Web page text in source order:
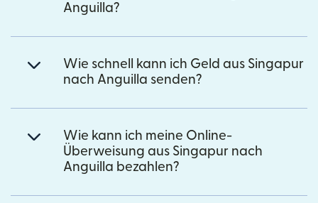
Anguilla?
Wie schnell kann ich Geld aus Singapur
nach Anguilla senden?
Wie kann ich meine Online-
Überweisung aus Singapur nach
Anguilla bezahlen?